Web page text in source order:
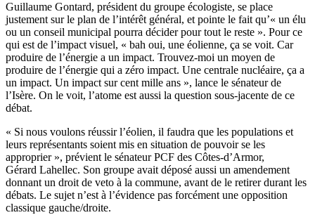
Guillaume Gontard, président du groupe écologiste, se place
justement sur le plan de l’intérêt général, et pointe le fait qu’« un élu
ou un conseil municipal pourra décider pour tout le reste ». Pour ce
qui est de l’impact visuel, « bah oui, une éolienne, ça se voit. Car
produire de l’énergie a un impact. Trouvez-moi un moyen de
produire de l’énergie qui a zéro impact. Une centrale nucléaire, ça a
un impact. Un impact sur cent mille ans », lance le sénateur de
l’Isère. On le voit, l’atome est aussi la question sous-jacente de ce
débat.
« Si nous voulons réussir l’éolien, il faudra que les populations et
leurs représentants soient mis en situation de pouvoir se les
approprier », prévient le sénateur PCF des Côtes-d’Armor,
Gérard Lahellec. Son groupe avait déposé aussi un amendement
donnant un droit de veto à la commune, avant de le retirer durant les
débats. Le sujet n’est à l’évidence pas forcément une opposition
classique gauche/droite.